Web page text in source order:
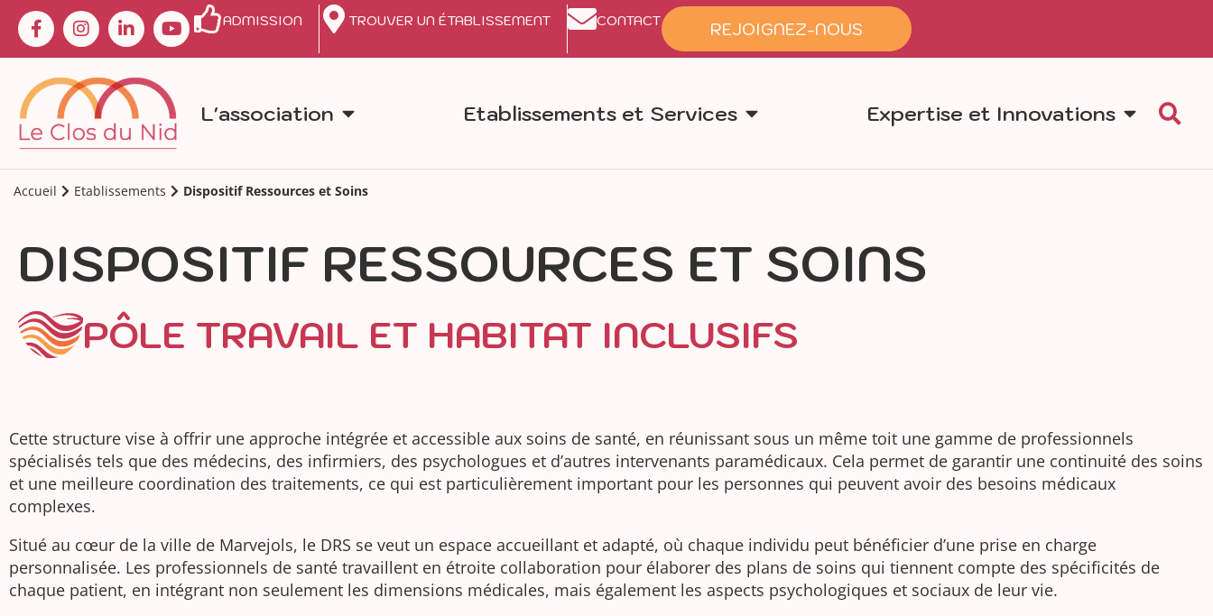
ADMISSION TROUVER UN ÉTABLISSEMENT CONTACT REJOIGNEZ-NOUS
L'association Etablissements et Services Expertise et Innovations
Accueil Etablissements Dispositif Ressources et Soins
DISPOSITIF RESSOURCES ET SOINS
PÔLE TRAVAIL ET HABITAT INCLUSIFS
Cette structure vise à offrir une approche intégrée et accessible aux soins de santé, en réunissant sous un même toit une gamme de professionnels
spécialisés tels que des médecins, des infirmiers, des psychologues et d’autres intervenants paramédicaux. Cela permet de garantir une continuité des soins
et une meilleure coordination des traitements, ce qui est particulièrement important pour les personnes qui peuvent avoir des besoins médicaux
complexes.
Situé au cœur de la ville de Marvejols, le DRS se veut un espace accueillant et adapté, où chaque individu peut bénéficier d’une prise en charge
personnalisée. Les professionnels de santé travaillent en étroite collaboration pour élaborer des plans de soins qui tiennent compte des spécificités de
chaque patient, en intégrant non seulement les dimensions médicales, mais également les aspects psychologiques et sociaux de leur vie.